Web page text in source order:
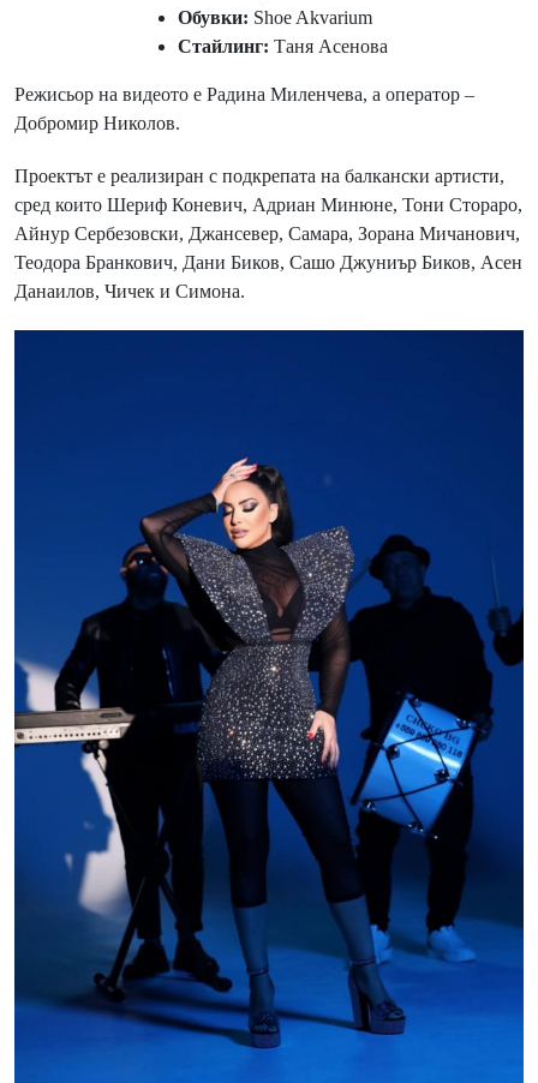
Обувки: Shoe Akvarium
Стайлинг: Таня Асенова
Режисьор на видеото е Радина Миленчева, а оператор –
Добромир Николов.
Проектът е реализиран с подкрепата на балкански артисти,
сред които Шериф Коневич, Адриан Минюне, Тони Стораро,
Айнур Сербезовски, Джансевер, Самара, Зорана Мичанович,
Теодора Бранкович, Дани Биков, Сашо Джуниър Биков, Асен
Данаилов, Чичек и Симона.